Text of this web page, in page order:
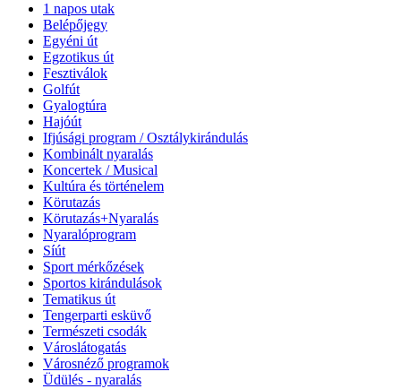
1 napos utak
Belépőjegy
Egyéni út
Egzotikus út
Fesztiválok
Golfút
Gyalogtúra
Hajóút
Ifjúsági program / Osztálykirándulás
Kombinált nyaralás
Koncertek / Musical
Kultúra és történelem
Körutazás
Körutazás+Nyaralás
Nyaralóprogram
Síút
Sport mérkőzések
Sportos kirándulások
Tematikus út
Tengerparti esküvő
Természeti csodák
Városlátogatás
Városnéző programok
Üdülés - nyaralás